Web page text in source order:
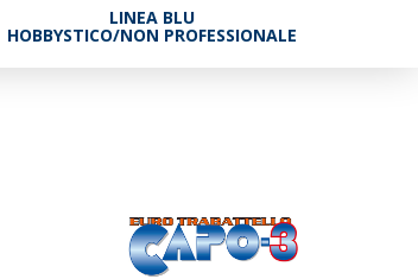
LINEA BLU
HOBBYSTICO/NON PROFESSIONALE